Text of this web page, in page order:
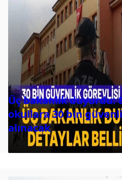
Üç bakanlık duyurdu:
okullara 30 bin
alınacak